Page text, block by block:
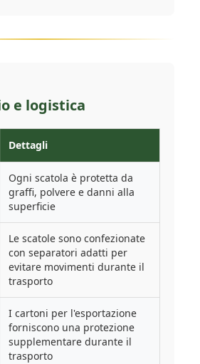
e logistica
Dettagli
Ogni scatola è protetta da
graffi, polvere e danni alla
superficie
Le scatole sono confezionate
con separatori adatti per
evitare movimenti durante il
trasporto
I cartoni per l'esportazione
forniscono una protezione
supplementare durante il
trasporto